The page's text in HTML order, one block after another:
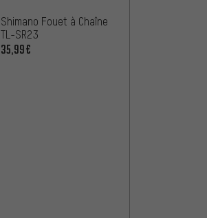
Shimano Fouet à Chaîne
TL-SR23
35,99€